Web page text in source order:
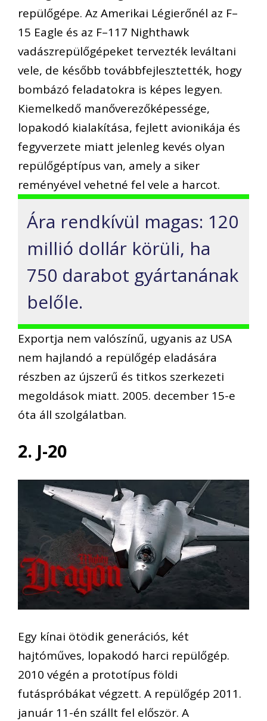
repülőgépe. Az Amerikai Légierőnél az F–
15 Eagle és az F–117 Nighthawk
vadászrepülőgépeket tervezték leváltani
vele, de később továbbfejlesztették, hogy
bombázó feladatokra is képes legyen.
Kiemelkedő manőverezőképessége,
lopakodó kialakítása, fejlett avionikája és
fegyverzete miatt jelenleg kevés olyan
repülőgéptípus van, amely a siker
reményével vehetné fel vele a harcot.
Ára rendkívül magas: 120
millió dollár körüli, ha
750 darabot gyártanának
belőle.
Exportja nem valószínű, ugyanis az USA
nem hajlandó a repülőgép eladására
részben az újszerű és titkos szerkezeti
megoldások miatt. 2005. december 15-e
óta áll szolgálatban.
2. J-20
Egy kínai ötödik generációs, két
hajtóműves, lopakodó harci repülőgép.
2010 végén a prototípus földi
futáspróbákat végzett. A repülőgép 2011.
január 11-én szállt fel először. A